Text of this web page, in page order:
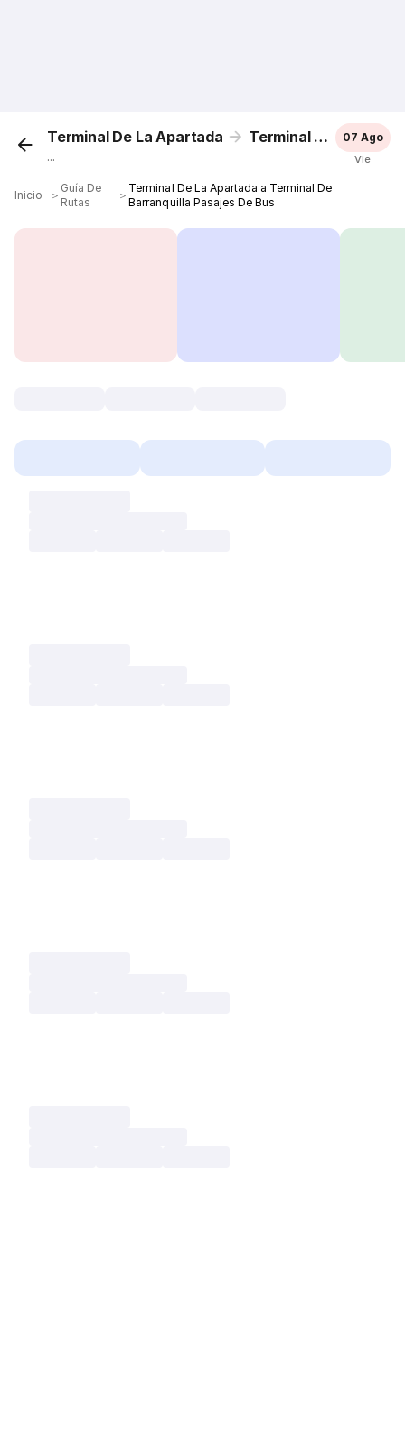
Terminal De La Apartada Terminal De Barranquilla
...
07 Ago
Vie
Inicio ＞
Guía De
Rutas
＞
Terminal De La Apartada a Terminal De
Barranquilla Pasajes De Bus